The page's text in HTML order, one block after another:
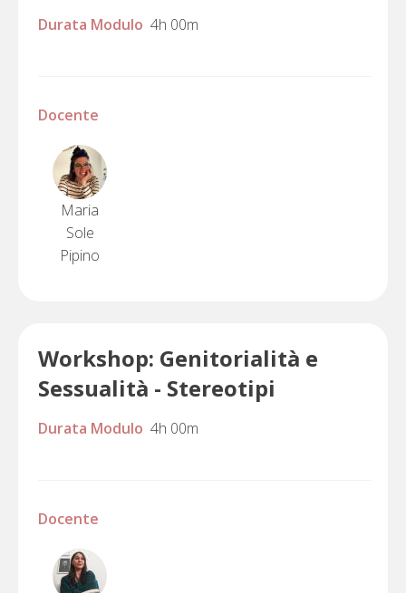
Durata Modulo 4h 00m
Docente
Maria
Sole
Pipino
Workshop: Genitorialità e
Sessualità - Stereotipi
Durata Modulo 4h 00m
Docente